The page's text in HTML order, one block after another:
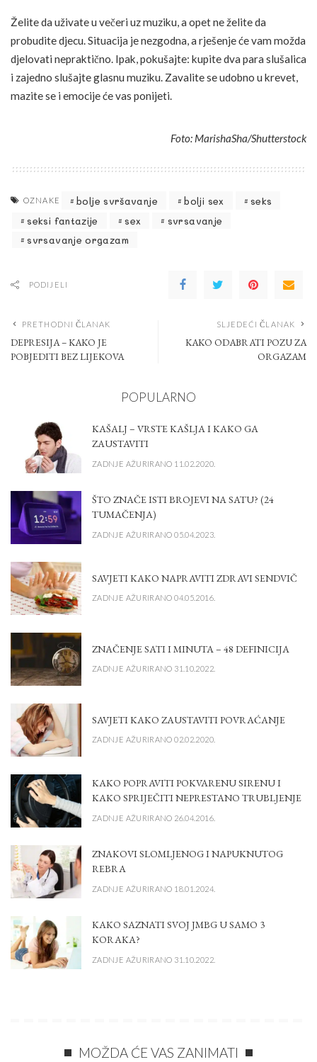
Želite da uživate u večeri uz muziku, a opet ne želite da
probudite djecu. Situacija je nezgodna, a rješenje će vam možda
djelovati nepraktično. Ipak, pokušajte: kupite dva para slušalica
i zajedno slušajte glasnu muziku. Zavalite se udobno u krevet,
mazite se i emocije će vas ponijeti.
Foto: MarishaSha/Shutterstock
OZNAKE bolje svršavanje bolji sex
seks
seksi fantazije
sex
svrsavanje
svrsavanje orgazam
PODIJELI
PRETHODNI ČLANAK
DEPRESIJA – KAKO JE
POBJEDITI BEZ LIJEKOVA
SLJEDEĆI ČLANAK
KAKO ODABRATI POZU ZA
ORGAZAM
POPULARNO
KAŠALJ – VRSTE KAŠLJA I KAKO GA
ZAUSTAVITI
ZADNJE AŽURIRANO 11.02.2020.
ŠTO ZNAČE ISTI BROJEVI NA SATU? (24
TUMAČENJA)
ZADNJE AŽURIRANO 05.04.2023.
SAVJETI KAKO NAPRAVITI ZDRAVI SENDVIČ
ZADNJE AŽURIRANO 04.05.2016.
ZNAČENJE SATI I MINUTA – 48 DEFINICIJA
ZADNJE AŽURIRANO 31.10.2022.
SAVJETI KAKO ZAUSTAVITI POVRAĆANJE
ZADNJE AŽURIRANO 02.02.2020.
KAKO POPRAVITI POKVARENU SIRENU I
KAKO SPRIJEČITI NEPRESTANO TRUBLJENJE
ZADNJE AŽURIRANO 26.04.2016.
ZNAKOVI SLOMLJENOG I NAPUKNUTOG
REBRA
ZADNJE AŽURIRANO 18.01.2024.
KAKO SAZNATI SVOJ JMBG U SAMO 3
KORAKA?
ZADNJE AŽURIRANO 31.10.2022.
MOŽDA ĆE VAS ZANIMATI